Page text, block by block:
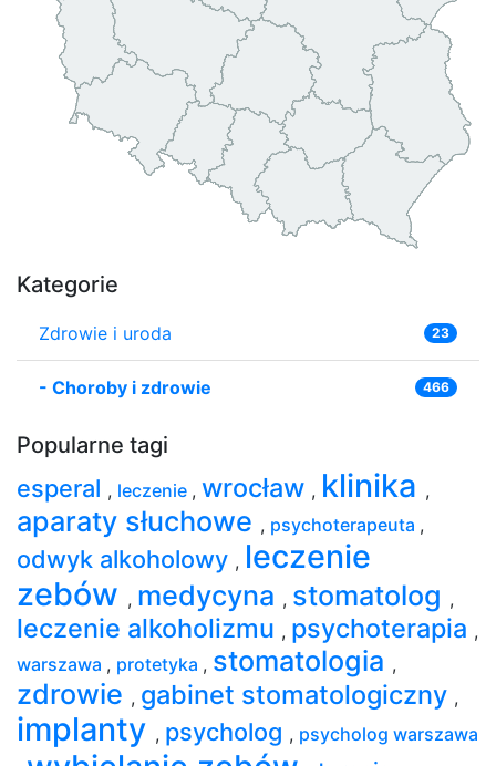
Kategorie
Zdrowie i uroda 23
- Choroby i zdrowie 466
Popularne tagi
esperal , leczenie , wrocław , klinika ,
aparaty słuchowe , psychoterapeuta ,
odwyk alkoholowy , leczenie
zebów , medycyna , stomatolog ,
leczenie alkoholizmu , psychoterapia ,
warszawa , protetyka , stomatologia ,
zdrowie , gabinet stomatologiczny ,
implanty , psycholog , psycholog warszawa